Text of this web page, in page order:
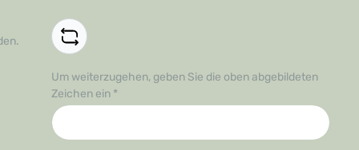
Um weiterzugehen, geben Sie die oben abgebildeten
Zeichen ein *